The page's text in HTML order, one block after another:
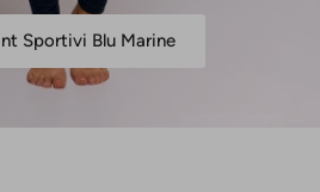
Sportivi Blu Marine